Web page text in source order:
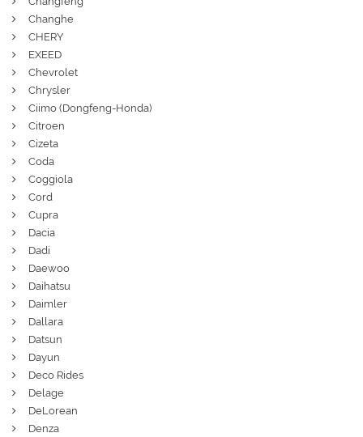
Changhe
CHERY
EXEED
Chevrolet
Chrysler
Ciimo (Dongfeng-Honda)
Citroen
Cizeta
Coda
Coggiola
Cord
Cupra
Dacia
Dadi
Daewoo
Daihatsu
Daimler
Dallara
Datsun
Dayun
Deco Rides
Delage
DeLorean
Denza